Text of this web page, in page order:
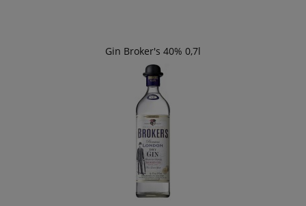
Gin Broker's 40% 0,7l